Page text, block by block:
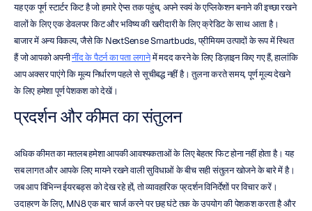
यह एक पूर्ण स्टार्टर किट है जो हमारे ऐप्स तक पहुंच, अपने स्वयं के एप्लिकेशन बनाने की इच्छा रखने
वालों के लिए एक डेवलपर किट और भविष्य की खरीदारी के लिए क्रेडिट के साथ आता है।
बाजार में अन्य विकल्प, जैसे कि NextSense Smartbuds, प्रीमियम उत्पादों के रूप में स्थित
हैं जो आपको अपनी नींद के पैटर्न का पता लगाने में मदद करने के लिए डिज़ाइन किए गए हैं, हालांकि
आप अक्सर पाएंगे कि मूल्य निर्धारण पहले से सूचीबद्ध नहीं है। तुलना करते समय, पूर्ण मूल्य देखने
के लिए हमेशा पूर्ण पेशकश को देखें।
प्रदर्शन और कीमत का संतुलन
अधिक कीमत का मतलब हमेशा आपकी आवश्यकताओं के लिए बेहतर फिट होना नहीं होता है। यह
सब लागत और आपके लिए मायने रखने वाली सुविधाओं के बीच सही संतुलन खोजने के बारे में है।
जब आप विभिन्न ईयरबड्स को देख रहे हों, तो व्यावहारिक प्रदर्शन विनिर्देशों पर विचार करें।
उदाहरण के लिए, MN8 एक बार चार्ज करने पर छह घंटे तक के उपयोग की पेशकश करता है और